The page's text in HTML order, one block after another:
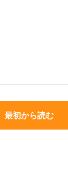
最初から読む